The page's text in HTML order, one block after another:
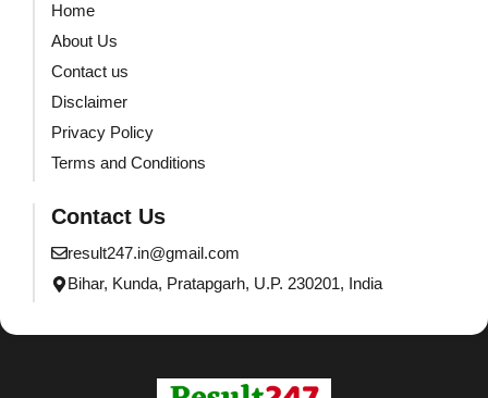
Home
About Us
Contact us
Disclaimer
Privacy Policy
Terms and Conditions
Contact Us
result247.in@gmail.com
Bihar, Kunda, Pratapgarh, U.P. 230201, India